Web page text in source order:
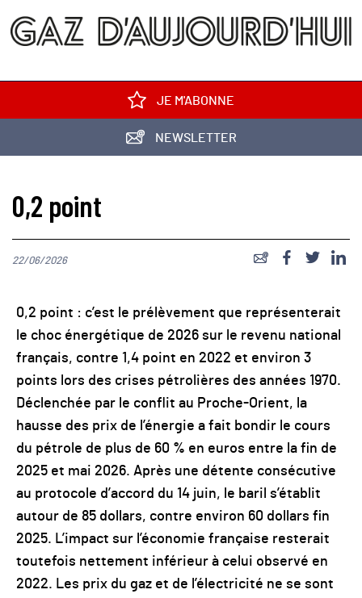
JE M'ABONNE
NEWSLETTER
0,2 point
22/06/2026
0,2 point : c’est le prélèvement que représenterait
le choc énergétique de 2026 sur le revenu national
français, contre 1,4 point en 2022 et environ 3
points lors des crises pétrolières des années 1970.
Déclenchée par le conflit au Proche-Orient, la
hausse des prix de l’énergie a fait bondir le cours
du pétrole de plus de 60 % en euros entre la fin de
2025 et mai 2026. Après une détente consécutive
au protocole d’accord du 14 juin, le baril s’établit
autour de 85 dollars, contre environ 60 dollars fin
2025. L’impact sur l’économie française resterait
toutefois nettement inférieur à celui observé en
2022. Les prix du gaz et de l’électricité ne se sont